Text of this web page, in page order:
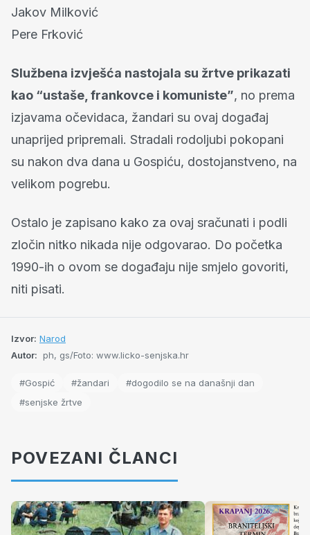
Jakov Milković
Pere Frković
Službena izvješća nastojala su žrtve prikazati
kao “ustaše, frankovce i komuniste”, no prema
izjavama očevidaca, žandari su ovaj događaj
unaprijed pripremali. Stradali rodoljubi pokopani
su nakon dva dana u Gospiću, dostojanstveno, na
velikom pogrebu.
Ostalo je zapisano kako za ovaj sračunati i podli
zločin nitko nikada nije odgovarao. Do početka
1990-ih o ovom se događaju nije smjelo govoriti,
niti pisati.
Izvor: Narod
Autor: ph, gs/Foto: www.licko-senjska.hr
#Gospić #žandari
#dogodilo se na današnji dan
#senjske žrtve
POVEZANI ČLANCI